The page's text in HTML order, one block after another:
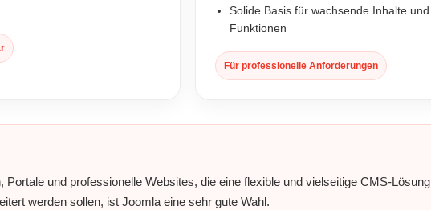
Solide Basis für wachsende Inhalte und
Funktionen
Für professionelle Anforderungen
und professionelle Websites, die eine flexible und vielseitige CMS-Lösung
werden sollen, ist Joomla eine sehr gute Wahl.